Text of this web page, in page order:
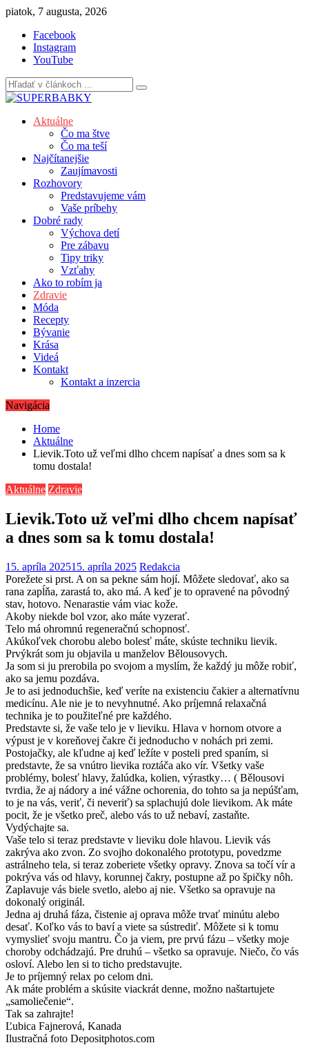
Skip
content
piatok, 7 augusta, 2026
Facebook
Instagram
YouTube
Aktuálne
Čo ma štve
Čo ma teší
Najčítanejšie
Zaujímavosti
Rozhovory
Predstavujeme vám
Vaše príbehy
Dobré rady
Výchova detí
Pre zábavu
Tipy triky
Vzťahy
Ako to robím ja
Zdravie
Móda
Recepty
Bývanie
Krása
Videá
Kontakt
Kontakt a inzercia
Navigácia
Home
Aktuálne
Lievik.Toto už veľmi dlho chcem napísať a dnes som sa k
tomu dostala!
Aktuálne Zdravie
Lievik.Toto už veľmi dlho chcem napísať
a dnes som sa k tomu dostala!
15. apríla 202515. apríla 2025 Redakcia
Porežete si prst. A on sa pekne sám hojí. Môžete sledovať, ako sa
rana zapĺňa, zarastá to, ako má. A keď je to opravené na pôvodný
stav, hotovo. Nenarastie vám viac kože.
Akoby niekde bol vzor, ako máte vyzerať.
Telo má ohromnú regeneračnú schopnosť.
Akúkoľvek chorobu alebo bolesť máte, skúste techniku lievik.
Prvýkrát som ju objavila u manželov Bělousovych.
Ja som si ju prerobila po svojom a myslím, že každý ju môže robiť,
ako sa jemu pozdáva.
Je to asi jednoduchšie, keď veríte na existenciu čakier a alternatívnu
medicínu. Ale nie je to nevyhnutné. Ako príjemná relaxačná
technika je to použiteľné pre každého.
Predstavte si, že vaše telo je v lieviku. Hlava v hornom otvore a
výpust je v koreňovej čakre či jednoducho v nohách pri zemi.
Postojačky, ale kľudne aj keď ležíte v posteli pred spaním, si
predstavte, že sa vnútro lievika roztáča ako vír. Všetky vaše
problémy, bolesť hlavy, žalúdka, kolien, výrastky… ( Bělousovi
tvrdia, že aj nádory a iné vážne ochorenia, do tohto sa ja nepúšťam,
to je na vás, veriť, či neveriť) sa splachujú dole lievikom. Ak máte
pocit, že je všetko preč, alebo vás to už nebaví, zastaňte.
Vydýchajte sa.
Vaše telo si teraz predstavte v lieviku dole hlavou. Lievik vás
zakrýva ako zvon. Zo svojho dokonalého prototypu, povedzme
astrálneho tela, si teraz zoberiete všetky opravy. Znova sa točí vír a
pokrýva vás od hlavy, korunnej čakry, postupne až po špičky nôh.
Zaplavuje vás biele svetlo, alebo aj nie. Všetko sa opravuje na
dokonalý originál.
Jedna aj druhá fáza, čistenie aj oprava môže trvať minútu alebo
desať. Koľko vás to baví a viete sa sústrediť. Môžete si k tomu
vymyslieť svoju mantru. Čo ja viem, pre prvú fázu – všetky moje
choroby odchádzajú. Pre druhú – všetko sa opravuje. Niečo, čo vás
osloví. Alebo len si to ticho predstavujte.
Je to príjemný relax po celom dni.
Ak máte problém a skúsite viackrát denne, možno naštartujete
„samoliečenie“.
Tak sa zahrajte!
Ľubica Fajnerová, Kanada
Ilustračná foto Depositphotos.com